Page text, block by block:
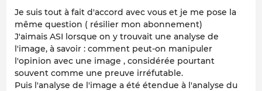
Je suis tout à fait d'accord avec vous et je me pose la
même question ( résilier mon abonnement)
J'aimais ASI lorsque on y trouvait une analyse de
l'image, à savoir : comment peut-on manipuler
l'opinion avec une image , considérée pourtant
souvent comme une preuve irréfutable.
Puis l'analyse de l'image a été étendue à l'analyse du